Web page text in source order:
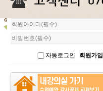
회
원
로
자동로그인 회원가입